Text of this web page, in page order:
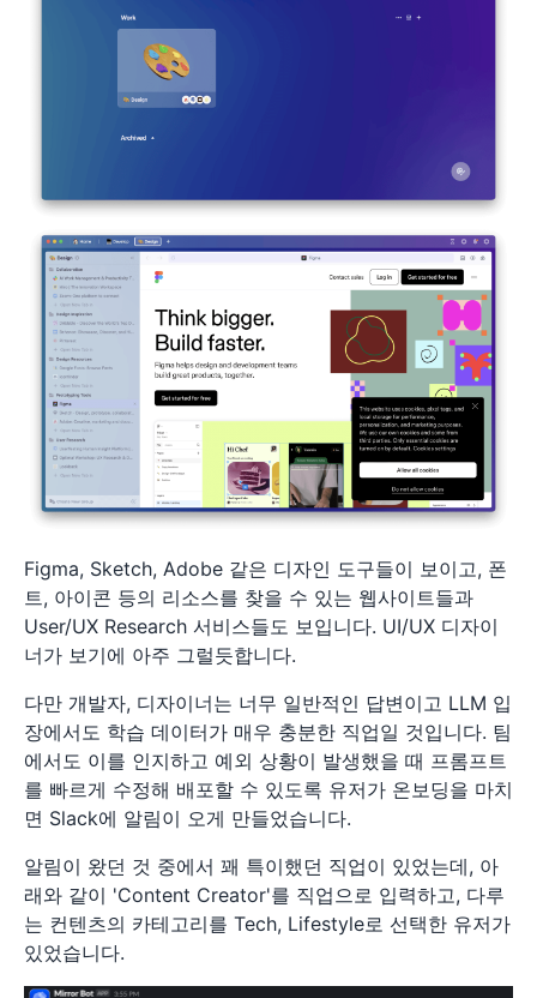
Figma, Sketch, Adobe 같은 디자인 도구들이 보이고, 폰
트, 아이콘 등의 리소스를 찾을 수 있는 웹사이트들과
User/UX Research 서비스들도 보입니다. UI/UX 디자이
너가 보기에 아주 그럴듯합니다.
다만 개발자, 디자이너는 너무 일반적인 답변이고 LLM 입
장에서도 학습 데이터가 매우 충분한 직업일 것입니다. 팀
에서도 이를 인지하고 예외 상황이 발생했을 때 프롬프트
를 빠르게 수정해 배포할 수 있도록 유저가 온보딩을 마치
면 Slack에 알림이 오게 만들었습니다.
알림이 왔던 것 중에서 꽤 특이했던 직업이 있었는데, 아
래와 같이 'Content Creator'를 직업으로 입력하고, 다루
는 컨텐츠의 카테고리를 Tech, Lifestyle로 선택한 유저가
있었습니다.